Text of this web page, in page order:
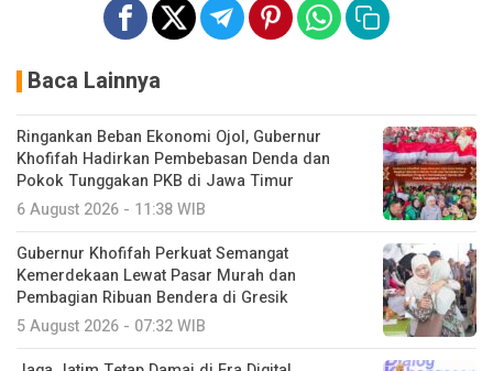
Baca Lainnya
Ringankan Beban Ekonomi Ojol, Gubernur
Khofifah Hadirkan Pembebasan Denda dan
Pokok Tunggakan PKB di Jawa Timur
6 August 2026 - 11:38 WIB
Gubernur Khofifah Perkuat Semangat
Kemerdekaan Lewat Pasar Murah dan
Pembagian Ribuan Bendera di Gresik
5 August 2026 - 07:32 WIB